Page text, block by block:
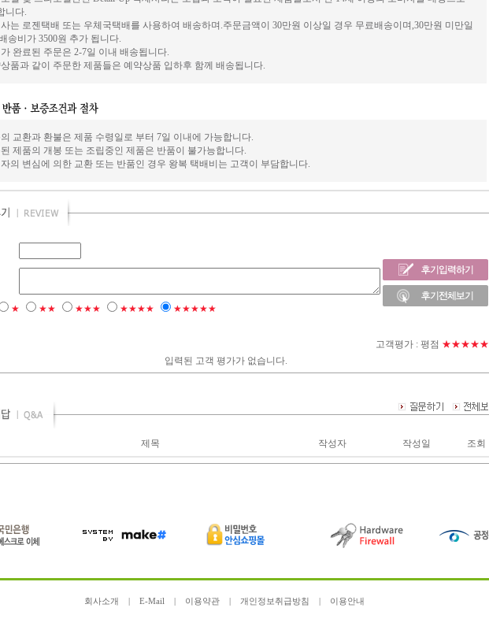
니다.
는 로젠택배 또는 우체국택배를 사용하여 배송하며.주문금액이 30만원 이상일 경우 무료배송이며,30만원 미만일
송비가 3500원 추가 됩니다.
완료된 주문은 2-7일 이내 배송됩니다.
품과 같이 주문한 제품들은 예약상품 입하후 함께 배송됩니다.
교환과 환불은 제품 수령일로 부터 7일 이내에 가능합니다.
제품의 개봉 또는 조립중인 제품은 반품이 불가능합니다.
의 변심에 의한 교환 또는 반품인 경우 왕복 택배비는 고객이 부담합니다.
★ ★★ ★★★ ★★★★ ★★★★★
고객평가 : 평점 ★★★★★
입력된 고객 평가가 없습니다.
제목 작성자 작성일 조회
회사소개 E-Mail 이용약관 개인정보취급방침 이용안내